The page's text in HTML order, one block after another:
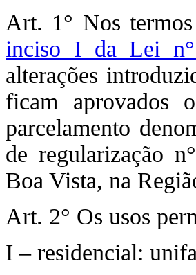
Art. 1° Nos
inciso I da Lei
alterações
ficam aprovados
parcelamento
de regularização
Boa Vista, na
Art. 2° Os usos
I – residencial: